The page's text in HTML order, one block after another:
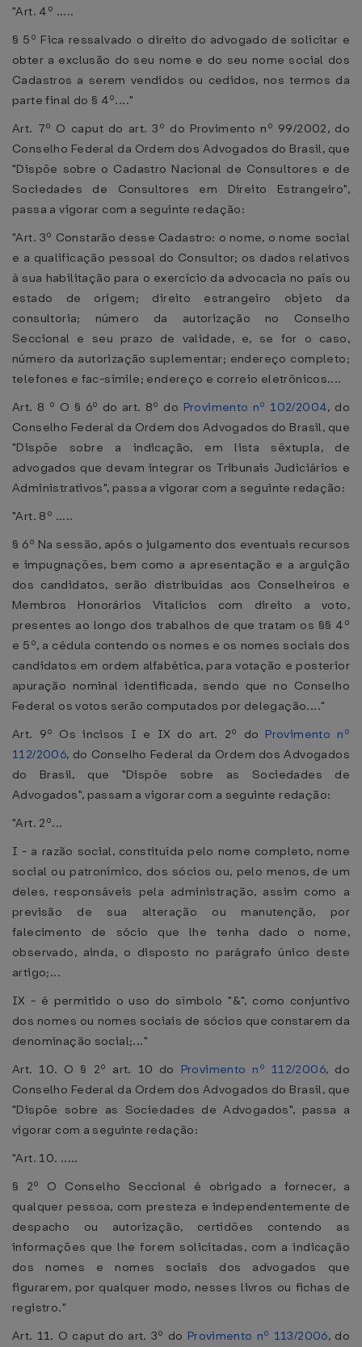
"Art. 4º .....
§ 5º Fica ressalvado o direito do advogado de solicitar e
obter a exclusão do seu nome e do seu nome social dos
Cadastros a serem vendidos ou cedidos, nos termos da
parte final do § 4º...."
Art. 7º O caput do art. 3º do Provimento nº 99/2002, do
Conselho Federal da Ordem dos Advogados do Brasil, que
"Dispõe sobre o Cadastro Nacional de Consultores e de
Sociedades de Consultores em Direito Estrangeiro",
passa a vigorar com a seguinte redação:
"Art. 3º Constarão desse Cadastro: o nome, o nome social
e a qualificação pessoal do Consultor; os dados relativos
à sua habilitação para o exercício da advocacia no país ou
estado de origem; direito estrangeiro objeto da
consultoria; número da autorização no Conselho
Seccional e seu prazo de validade, e, se for o caso,
número da autorização suplementar; endereço completo;
telefones e fac-símile; endereço e correio eletrônicos....
Art. 8 º O § 6º do art. 8º do Provimento nº 102/2004, do
Conselho Federal da Ordem dos Advogados do Brasil, que
"Dispõe sobre a indicação, em lista sêxtupla, de
advogados que devam integrar os Tribunais Judiciários e
Administrativos", passa a vigorar com a seguinte redação:
"Art. 8º .....
§ 6º Na sessão, após o julgamento dos eventuais recursos
e impugnações, bem como a apresentação e a arguição
dos candidatos, serão distribuídas aos Conselheiros e
Membros Honorários Vitalícios com direito a voto,
presentes ao longo dos trabalhos de que tratam os §§ 4º
e 5º, a cédula contendo os nomes e os nomes sociais dos
candidatos em ordem alfabética, para votação e posterior
apuração nominal identificada, sendo que no Conselho
Federal os votos serão computados por delegação...."
Art. 9º Os incisos I e IX do art. 2º do Provimento nº
112/2006, do Conselho Federal da Ordem dos Advogados
do Brasil, que "Dispõe sobre as Sociedades de
Advogados", passam a vigorar com a seguinte redação:
"Art. 2º...
I - a razão social, constituída pelo nome completo, nome
social ou patronímico, dos sócios ou, pelo menos, de um
deles, responsáveis pela administração, assim como a
previsão de sua alteração ou manutenção, por
falecimento de sócio que lhe tenha dado o nome,
observado, ainda, o disposto no parágrafo único deste
artigo;...
IX - é permitido o uso do símbolo "&", como conjuntivo
dos nomes ou nomes sociais de sócios que constarem da
denominação social;..."
Art. 10. O § 2º art. 10 do Provimento nº 112/2006, do
Conselho Federal da Ordem dos Advogados do Brasil, que
"Dispõe sobre as Sociedades de Advogados", passa a
vigorar com a seguinte redação:
"Art. 10. .....
§ 2º O Conselho Seccional é obrigado a fornecer, a
qualquer pessoa, com presteza e independentemente de
despacho ou autorização, certidões contendo as
informações que lhe forem solicitadas, com a indicação
dos nomes e nomes sociais dos advogados que
figurarem, por qualquer modo, nesses livros ou fichas de
registro."
Art. 11. O caput do art. 3º do Provimento nº 113/2006, do